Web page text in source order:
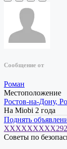
Сообщение от
Роман
Местоположение
Ростов-на-Дону,
На Miobi 2 года
Поднять
XXXXXXXXX292
Советы по